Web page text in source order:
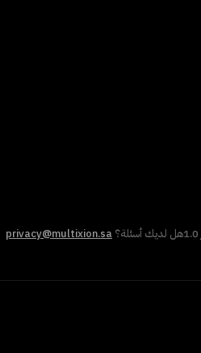
1.0هل لديك أسئلة؟ privacy@multixion.sa